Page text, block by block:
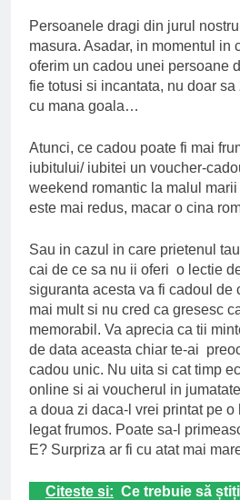
Persoanele dragi din jurul
masura. Asadar, in momentul in
oferim un cadou unei persoane
fie totusi si incantata, nu doar
cu mana goala…
Atunci, ce cadou poate fi mai
iubitului/ iubitei un voucher-
weekend romantic la malul marii
este mai redus, macar o cina
Sau in cazul in care prietenul
cai de ce sa nu ii oferi o lectie
siguranta acesta va fi cadoul de
mai mult si nu cred ca gresesc
memorabil. Va aprecia ca tii
de data aceasta chiar te-ai
cadou unic. Nu uita si cat timp
online si ai voucherul in
a doua zi daca-l vrei printat pe o
legat frumos. Poate sa-l
E? Surpriza ar fi cu atat mai
Citeste si: Ce trebuie să știți